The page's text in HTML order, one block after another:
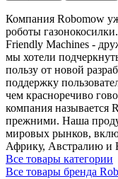
Компания Robomow
роботы
Friendly Machines -
мы хотели
пользу от новой
поддержку
чем красноречиво
компания называется
прежними. Наша
мировых рынков,
Африку, Австралию и
Все товары категории
Все товары бренда